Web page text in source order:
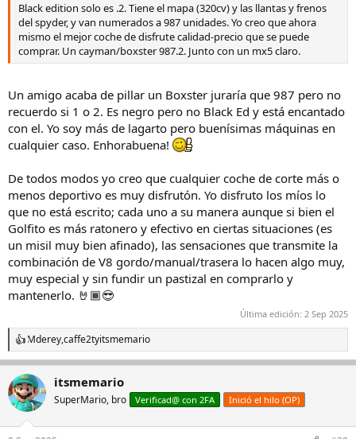
Black edition solo es .2. Tiene el mapa (320cv) y las llantas y frenos
del spyder, y van numerados a 987 unidades. Yo creo que ahora
mismo el mejor coche de disfrute calidad-precio que se puede
comprar. Un cayman/boxster 987.2. Junto con un mx5 claro.
Un amigo acaba de pillar un Boxster juraría que 987 pero no
recuerdo si 1 o 2. Es negro pero no Black Ed y está encantado
con el. Yo soy más de lagarto pero buenísimas máquinas en
cualquier caso. Enhorabuena!
De todos modos yo creo que cualquier coche de corte más o
menos deportivo es muy disfrutón. Yo disfruto los míos lo
que no está escrito; cada uno a su manera aunque si bien el
Golfito es más ratonero y efectivo en ciertas situaciones (es
un misil muy bien afinado), las sensaciones que transmite la
combinación de V8 gordo/manual/trasera lo hacen algo muy,
muy especial y sin fundir un pastizal en comprarlo y
mantenerlo. 🤘🏾😎
Última edición: 2 Sep 2025
R
e
c
c
i
Mderey,caffe2tyitsmemario
itsmemario
SuperMario, bro Verificad@ con 2FA Inició el hilo (OP)